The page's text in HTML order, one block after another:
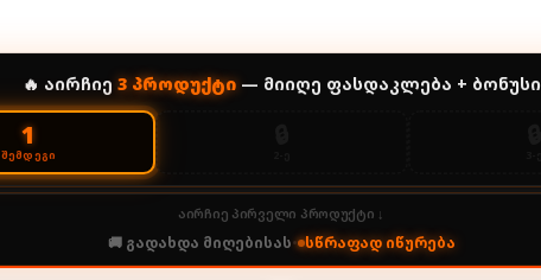
🔥 აირჩიე 3პროდუქტი— მიიღე ფასდაკლება + ბონუსი
1
ᲨᲔᲛᲓᲔᲒᲘ
აირჩიე პირველი პროდუქტი ↓
🚚 გადახდა მიღებისას• სწრაფად იწურება